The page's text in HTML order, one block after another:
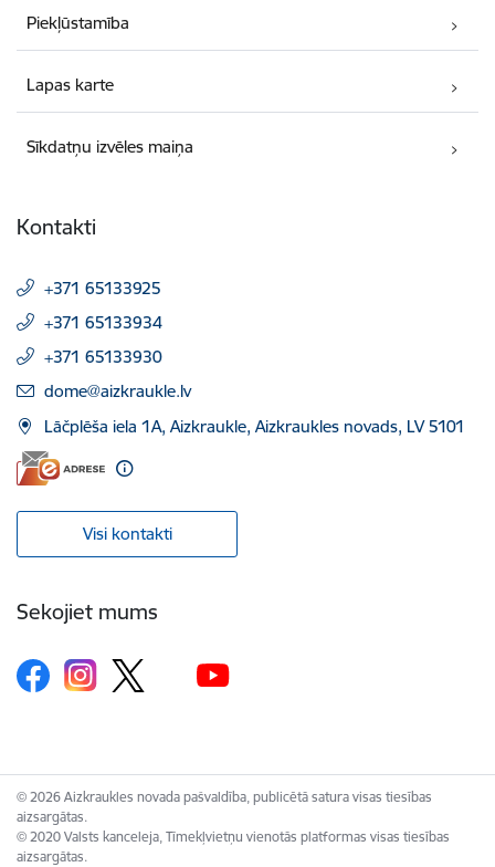
Piekļūstamība
Lapas karte
Sīkdatņu izvēles maiņa
Kontakti
+371 65133925
+371 65133934
+371 65133930
E-pasts:
dome@aizkraukle.lv
Lāčplēša iela 1A, Aizkraukle, Aizkraukles novads, LV 5101
Visi kontakti
Sekojiet mums
© 2026 Aizkraukles novada pašvaldība, publicētā satura visas tiesības
aizsargātas.
© 2020 Valsts kanceleja, Tīmekļvietņu vienotās platformas visas tiesības
aizsargātas.